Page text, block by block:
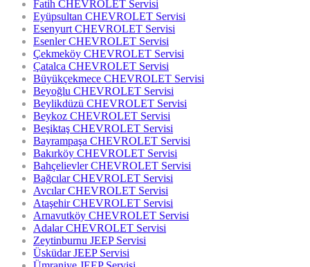
Fatih CHEVROLET Servisi
Eyüpsultan CHEVROLET Servisi
Esenyurt CHEVROLET Servisi
Esenler CHEVROLET Servisi
Çekmeköy CHEVROLET Servisi
Çatalca CHEVROLET Servisi
Büyükçekmece CHEVROLET Servisi
Beyoğlu CHEVROLET Servisi
Beylikdüzü CHEVROLET Servisi
Beykoz CHEVROLET Servisi
Beşiktaş CHEVROLET Servisi
Bayrampaşa CHEVROLET Servisi
Bakırköy CHEVROLET Servisi
Bahçelievler CHEVROLET Servisi
Bağcılar CHEVROLET Servisi
Avcılar CHEVROLET Servisi
Ataşehir CHEVROLET Servisi
Arnavutköy CHEVROLET Servisi
Adalar CHEVROLET Servisi
Zeytinburnu JEEP Servisi
Üsküdar JEEP Servisi